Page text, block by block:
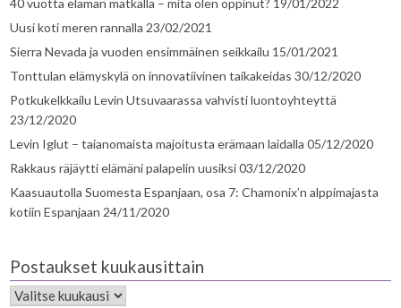
40 vuotta elämän matkalla – mitä olen oppinut? 19/01/2022
Uusi koti meren rannalla 23/02/2021
Sierra Nevada ja vuoden ensimmäinen seikkailu 15/01/2021
Tonttulan elämyskylä on innovatiivinen taikakeidas 30/12/2020
Potkukelkkailu Levin Utsuvaarassa vahvisti luontoyhteyttä
23/12/2020
Levin Iglut – taianomaista majoitusta erämaan laidalla 05/12/2020
Rakkaus räjäytti elämäni palapelin uusiksi03/12/2020
Kaasuautolla Suomesta Espanjaan, osa 7: Chamonix’n alppimajasta
kotiin Espanjaan 24/11/2020
Postaukset kuukausittain